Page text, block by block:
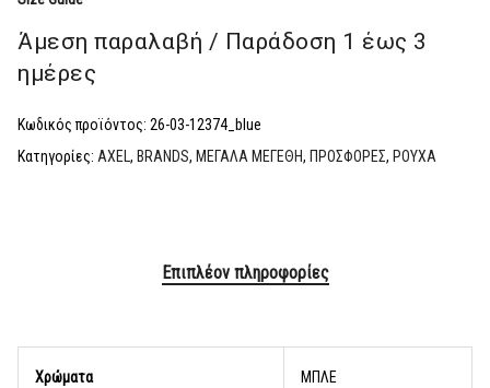
Άμεση παραλαβή / Παράδoση 1 έως 3
ημέρες
Κωδικός προϊόντος: 26-03-12374_blue
Κατηγορίες: AXEL, BRANDS, ΜΕΓΑΛΑ ΜΕΓΕΘΗ, ΠΡΟΣΦΟΡΕΣ, ΡΟΥΧΑ
Επιπλέον πληροφορίες
Χρώματα ΜΠΛΕ